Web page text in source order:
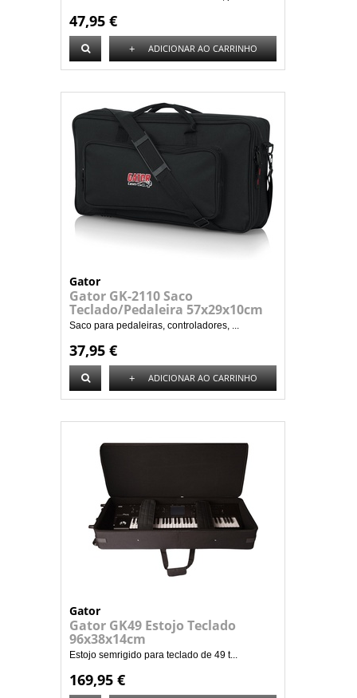
47,95 €
+ ADICIONAR AO CARRINHO
Gator
Gator GK-2110 Saco
Teclado/Pedaleira 57x29x10cm
Saco para pedaleiras, controladores, ...
37,95 €
+ ADICIONAR AO CARRINHO
Gator
Gator GK49 Estojo Teclado
96x38x14cm
Estojo semrigido para teclado de 49 t...
169,95 €